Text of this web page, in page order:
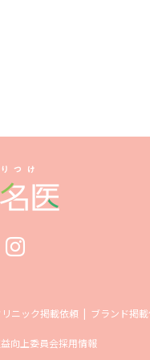
リニック掲載依頼 ブランド掲
向上委員会採用情報